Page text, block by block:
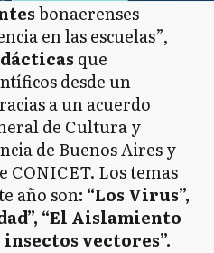
bonaerenses
en las escuelas”,
que
desde un
a un acuerdo
de Cultura y
de Buenos Aires y
CONICET. Los temas
año son: “Los Virus”,
“El Aislamiento
insectos vectores”.